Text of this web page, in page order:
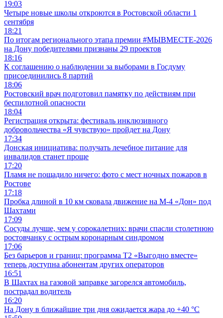
19:03
Четыре новые школы откроются в Ростовской области 1
сентября
18:21
По итогам регионального этапа премии #МЫВМЕСТЕ-2026
на Дону победителями признаны 29 проектов
18:16
К соглашению о наблюдении за выборами в Госдуму
присоединились 8 партий
18:06
Ростовский врач подготовил памятку по действиям при
беспилотной опасности
18:04
Регистрация открыта: фестиваль инклюзивного
добровольчества «Я чувствую» пройдет на Дону
17:34
Донская инициатива: получать лечебное питание для
инвалидов станет проще
17:20
Пламя не пощадило ничего: фото с мест ночных пожаров в
Ростове
17:18
Пробка длиной в 10 км сковала движение на М-4 «Дон» под
Шахтами
17:09
Сосуды лучше, чем у сорокалетних: врачи спасли столетнюю
ростовчанку с острым коронарным синдромом
17:06
Без барьеров и границ: программа Т2 «Выгодно вместе»
теперь доступна абонентам других операторов
16:51
В Шахтах на газовой заправке загорелся автомобиль,
пострадал водитель
16:20
На Дону в ближайшие три дня ожидается жара до +40 °C